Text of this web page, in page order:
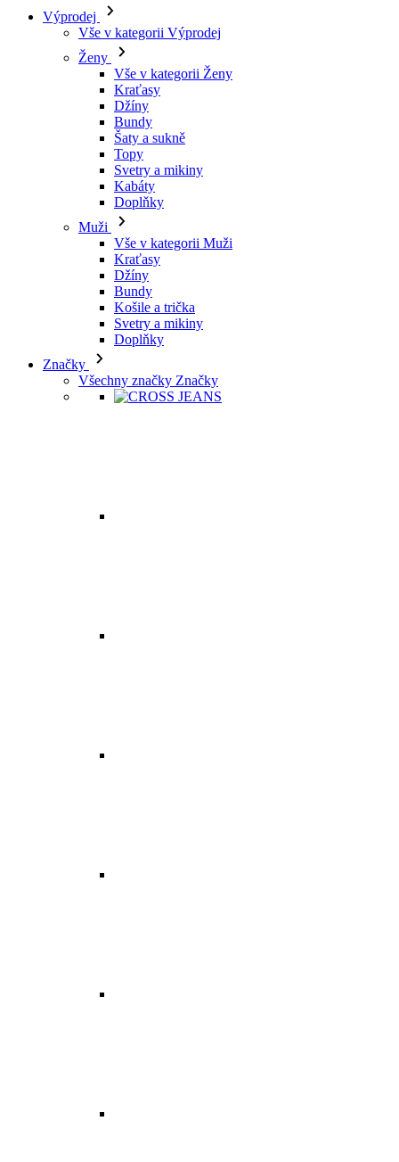
Výprodej
Vše v kategorii Výprodej
Ženy
Vše v kategorii Ženy
Kraťasy
Džíny
Bundy
Šaty a sukně
Topy
Svetry a mikiny
Kabáty
Doplňky
Muži
Vše v kategorii Muži
Kraťasy
Džíny
Bundy
Košile a trička
Svetry a mikiny
Doplňky
Značky
Všechny značky Značky